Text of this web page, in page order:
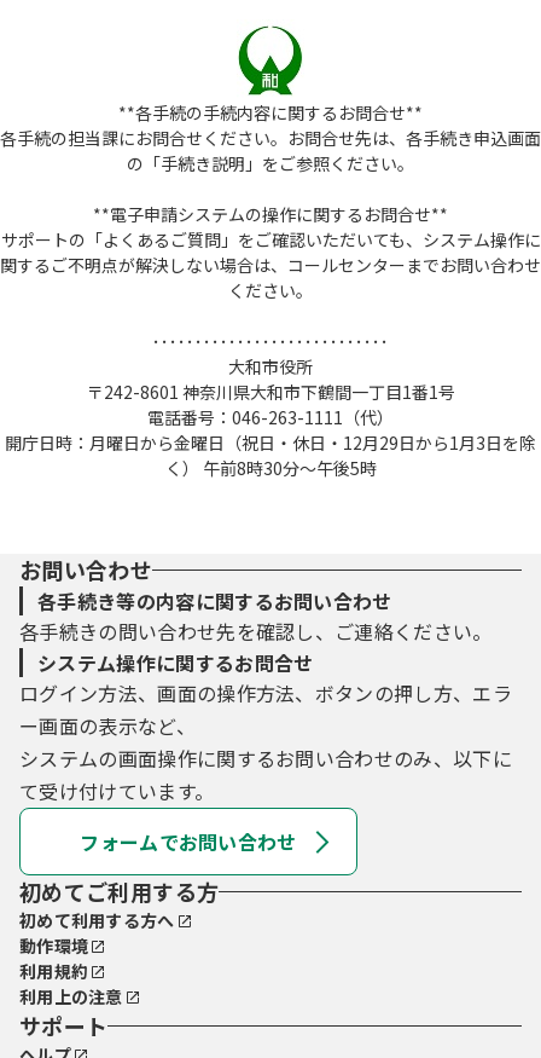
**各手続の手続内容に関するお問合せ**
各手続の担当課にお問合せください。お問合せ先は、各手続き申込画面
の「手続き説明」をご参照ください。
**電子申請システムの操作に関するお問合せ**
サポートの「よくあるご質問」をご確認いただいても、システム操作に
関するご不明点が解決しない場合は、コールセンターまでお問い合わせ
ください。
････････････････････････････
大和市役所
〒242-8601 神奈川県大和市下鶴間一丁目1番1号
電話番号：046-263-1111（代）
開庁日時：月曜日から金曜日（祝日・休日・12月29日から1月3日を除
く） 午前8時30分～午後5時
お問い合わせ
各手続き等の内容に関するお問い合わせ
各手続きの問い合わせ先を確認し、ご連絡ください。
システム操作に関するお問合せ
ログイン方法、画面の操作方法、ボタンの押し方、エラ
ー画面の表示など、
システムの画面操作に関するお問い合わせのみ、以下に
て受け付けています。
フォームでお問い合わせ
初めてご利用する方
初めて利用する方へ
動作環境
利用規約
利用上の注意
サポート